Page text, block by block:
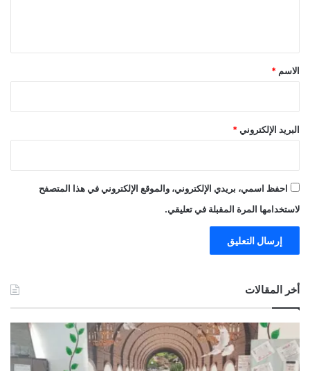
*
الاسم *
البريد الإلكتروني *
احفظ اسمي، بريدي الإلكتروني، والموقع الإلكتروني في هذا المتصفح
لاستخدامها المرة المقبلة في تعليقي.
أخر المقالات